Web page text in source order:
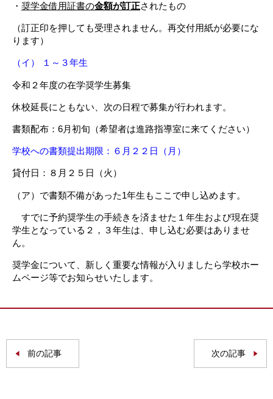
・ 奨学金借用証書の金額が訂正されたもの
（訂正印を押しても受理されません。再交付用紙が必要にな
ります）
（イ） １～３年生
令和２年度の在学奨学生募集
休校延長にともない、次の日程で募集が行われます。
書類配布：6月初旬（希望者は進路指導室に来てください）
学校への書類提出期限：６月２２日（月）
貸付日：８月２５日（火）
（ア）で書類不備があった1年生もここで申し込めます。
すでに予約奨学生の手続きを済ませた１年生および現在奨
学生となっている２，３年生は、申し込む必要はありませ
ん。
奨学金について、新しく重要な情報が入りましたら学校ホー
ムページ等でお知らせいたします。
前の記事 次の記事